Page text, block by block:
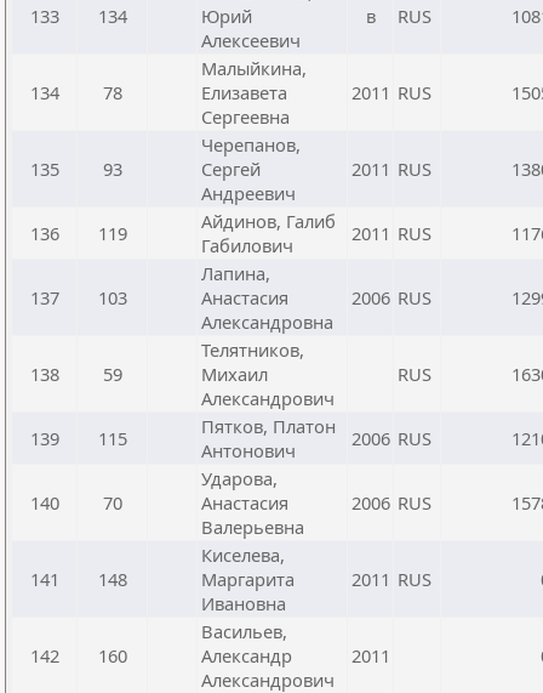
133 134
Юрий
Алексеевич
в RUS
134 78
Малыйкина,
Елизавета
Сергеевна
2011 RUS
135 93
Черепанов,
Сергей
Андреевич
2011 RUS
136 119
Айдинов, Галиб
Габилович
2011 RUS
137 103
Лапина,
Анастасия
Александровна
2006 RUS
138 59
Телятников,
Михаил
Александрович
RUS
139 115
Пятков, Платон
Антонович
2006 RUS
140 70
Ударова,
Анастасия
Валерьевна
2006 RUS
141 148
Киселева,
Маргарита
Ивановна
2011 RUS
142 160
Васильев,
Александр
Александрович
2011